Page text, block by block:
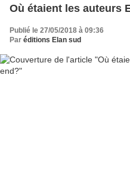
Où étaient les auteurs
Publié le 27/05/2018 à 09:36
Par éditions Elan sud